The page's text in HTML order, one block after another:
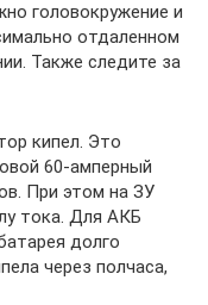
головокружение и
отдаленном
Также следите за
кипел. Это
60-амперный
При этом на ЗУ
тока. Для АКБ
долго
через полчаса,